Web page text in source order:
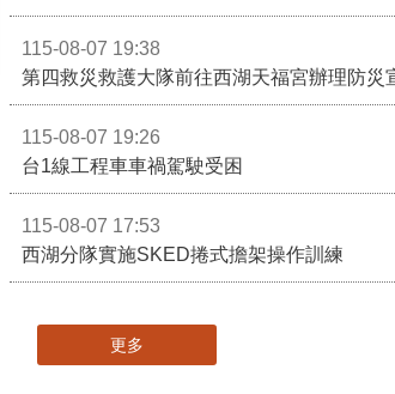
115-08-07 19:38
第四救災救護大隊前往西湖天福宮辦理防災
115-08-07 19:26
台1線工程車車禍駕駛受困
115-08-07 17:53
西湖分隊實施SKED捲式擔架操作訓練
更多